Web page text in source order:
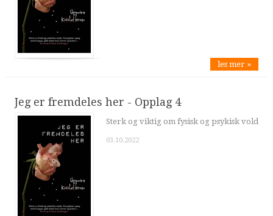
les mer »
Jeg er fremdeles her - Opplag 4
Sterk og viktig om fysisk og psykisk vold
03.10.2022